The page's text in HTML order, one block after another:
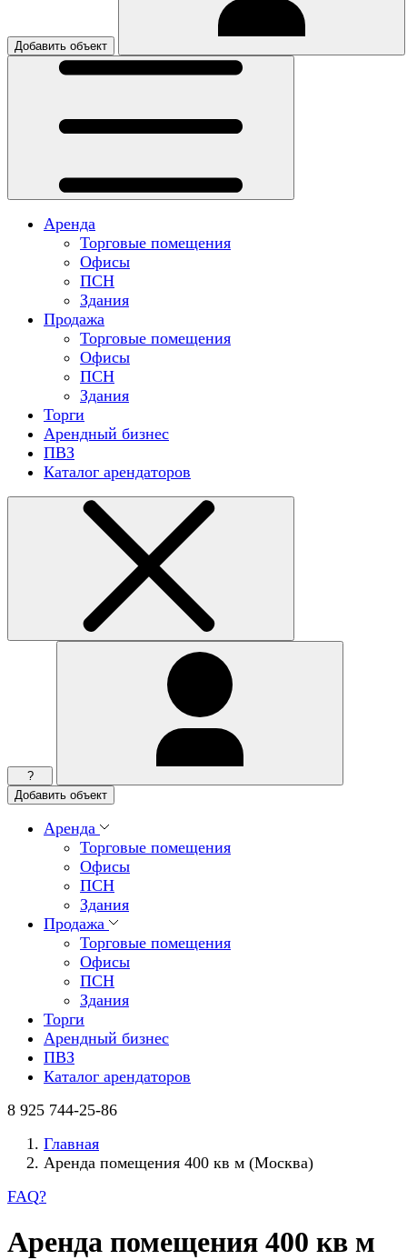
Добавить объект
Аренда
Торговые помещения
Офисы
ПСН
Здания
Продажа
Торговые помещения
Офисы
ПСН
Здания
Торги
Арендный бизнес
ПВЗ
Каталог арендаторов
?
Добавить объект
Аренда
Торговые помещения
Офисы
ПСН
Здания
Продажа
Торговые помещения
Офисы
ПСН
Здания
Торги
Арендный бизнес
ПВЗ
Каталог арендаторов
8 925 744-25-86
Главная
Аренда помещения 400 кв м (Москва)
FAQ?
Аренда помещения 400 кв м